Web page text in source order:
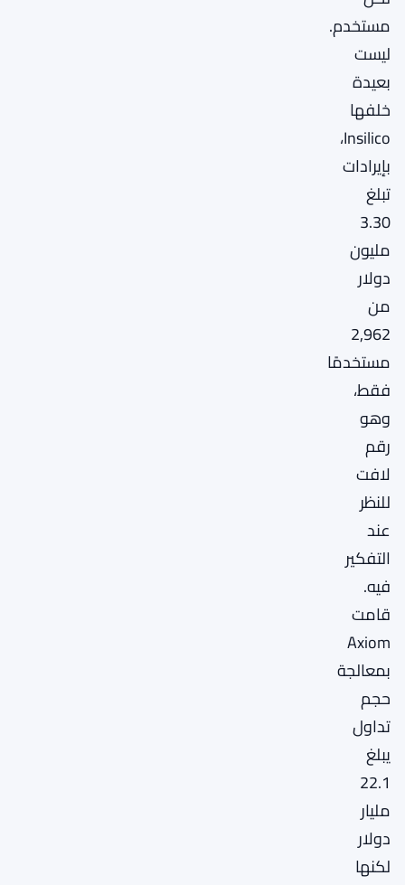
مستخدم.
ليست
بعيدة
خلفها
Insilico،
بإيرادات
تبلغ
3.30
مليون
دولار
من
2,962
مستخدمًا
فقط،
وهو
رقم
لافت
للنظر
عند
التفكير
فيه.
قامت
Axiom
بمعالجة
حجم
تداول
يبلغ
22.1
مليار
دولار
لكنها